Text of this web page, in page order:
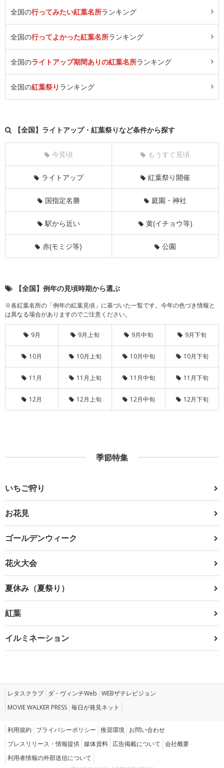
全国の行ってみたい紅葉名所ランキング
全国の行ってよかった紅葉名所ランキング
全国のライトアップ期間ありの紅葉名所ランキング
全国の紅葉祭り ランキング
【全国】ライトアップ・紅葉祭りなど条件から探す
今見頃 もうすぐ見頃
ライトアップ 紅葉祭り開催
国指定名勝 庭園・神社
駅から近い 黄(イチョウ等)
赤(モミジ等) 公園
【全国】例年の見頃時期から選ぶ
※各紅葉名所の「例年の紅葉見頃」に基づいた一覧です。今年の色づき情報と
は異なる場合がありますのでご注意ください。
9月 9月上旬 9月中旬 9月下旬
10月 10月上旬 10月中旬 10月下旬
11月 11月上旬 11月中旬 11月下旬
12月 12月上旬 12月中旬 12月下旬
季節特集
いちご狩り
お花見
ゴールデンウィーク
花火大会
夏休み（夏祭り）
紅葉
イルミネーション
レタスクラブ ダ・ヴィンチWeb WEBザテレビジョン
MOVIE WALKER PRESS 毎日が発見ネット
利用規約 プライバシーポリシー 推奨環境 お問い合わせ
プレスリリース・情報提供 媒体資料 広告掲載について 会社概要
利用者情報の外部送信について